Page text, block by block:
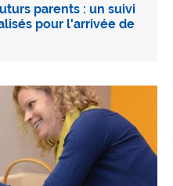
parents : un suivi
pour l'arrivée de